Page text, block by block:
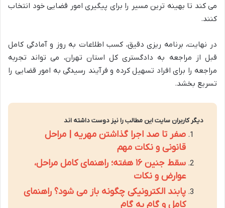
می کند تا بهینه ترین مسیر را برای پیگیری امور قضایی خود انتخاب
کنند.
در نهایت، برنامه ریزی دقیق، کسب اطلاعات به روز و آمادگی کامل
قبل از مراجعه به دادگستری کل استان تهران، می تواند تجربه
مراجعه را برای افراد تسهیل کرده و فرآیند رسیدگی به امور قضایی را
تسریع بخشد.
دیگر کاربران سایت این مطالب را نیز دوست داشته اند
صفر تا صد اجرا گذاشتن مهریه | مراحل
قانونی و نکات مهم
سقط جنین ۱۶ هفته؛ راهنمای کامل مراحل،
عوارض و نکات
پابند الکترونیکی چگونه باز می شود؟ راهنمای
کامل و گام به گام